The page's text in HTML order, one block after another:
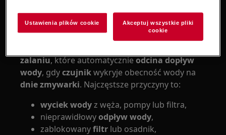
przed wyciekiem wody
Zmywarka Electrolux wyposażona jest
zalaniu, które automatycznieodcina dopływ
wody, gdyczujnikwykryje obecność wody na
dnie zmywarki. Najczęstsze przyczyny to:
wyciek wodyz węża, pompy lub filtra,
nieprawidłowyodpływ wody,
zablokowanyfiltr lub osadnik,
Ustawienia plików cookie
Akceptuj wszystkie pliki
cookie